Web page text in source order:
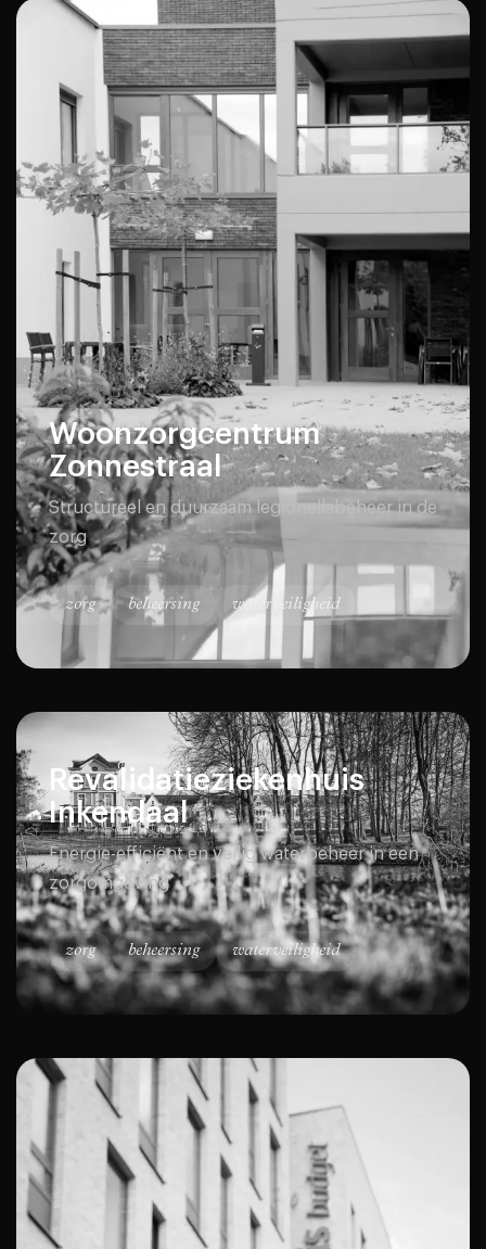
Woonzorgcentrum
Zonnestraal
Structureel en duurzaam legionellabeheer in de
zorg
zorg beheersing waterveiligheid
Revalidatieziekenhuis
Inkendaal
Energie-efficiënt en veilig waterbeheer in een
zorgomgeving
zorg beheersing waterveiligheid